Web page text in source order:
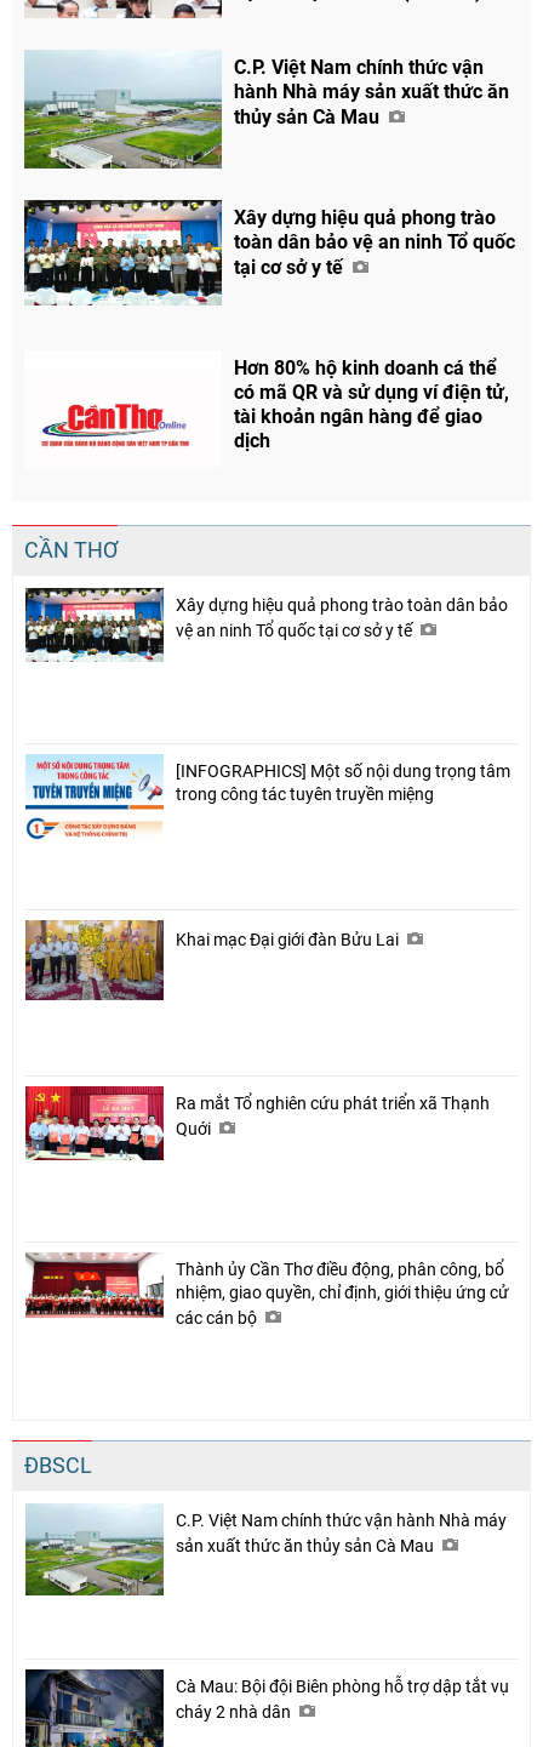
Facebook
C.P. Việt Nam chính thức vận
hành Nhà máy sản xuất thức ăn
thủy sản Cà Mau
Xây dựng hiệu quả phong trào
toàn dân bảo vệ an ninh Tổ quốc
tại cơ sở y tế
Hơn 80% hộ kinh doanh cá thể
có mã QR và sử dụng ví điện tử,
tài khoản ngân hàng để giao
dịch
CẦN THƠ
Xây dựng hiệu quả phong trào toàn dân bảo
vệ an ninh Tổ quốc tại cơ sở y tế
[INFOGRAPHICS] Một số nội dung trọng tâm
trong công tác tuyên truyền miệng
Khai mạc Đại giới đàn Bửu Lai
Ra mắt Tổ nghiên cứu phát triển xã Thạnh
Quới
Thành ủy Cần Thơ điều động, phân công, bổ
nhiệm, giao quyền, chỉ định, giới thiệu ứng cử
các cán bộ
ĐBSCL
C.P. Việt Nam chính thức vận hành Nhà máy
sản xuất thức ăn thủy sản Cà Mau
Cà Mau: Bội đội Biên phòng hỗ trợ dập tắt vụ
cháy 2 nhà dân